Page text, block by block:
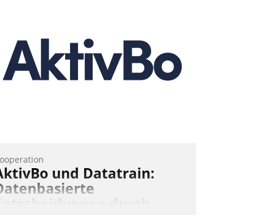
und Datatrain: